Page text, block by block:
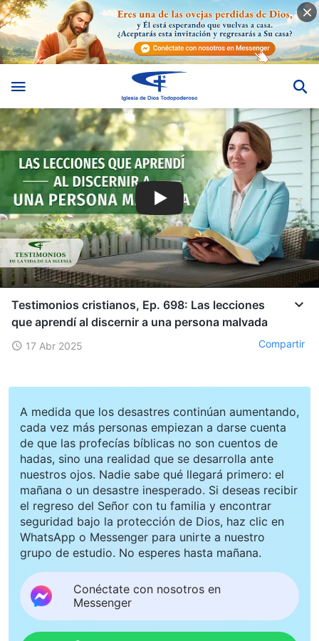
Testimonios cristianos, Ep. 698: Las lecciones
que aprendí al discernir a una persona malvada
17 Abr 2025 Compartir
A medida que los desastres continúan aumentando,
cada vez más personas empiezan a darse cuenta
de que las profecías bíblicas no son cuentos de
hadas, sino una realidad que se desarrolla ante
nuestros ojos. Nadie sabe qué llegará primero: el
mañana o un desastre inesperado. Si deseas recibir
el regreso del Señor con tu familia y encontrar
seguridad bajo la protección de Dios, haz clic en
WhatsApp o Messenger para unirte a nuestro
grupo de estudio. No esperes hasta mañana.
Conéctate con nosotros en
Messenger